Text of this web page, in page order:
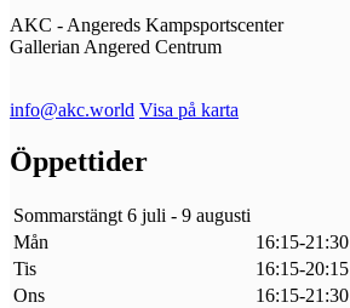
AKC - Angereds Kampsportscenter
Gallerian Angered Centrum
info@akc.world Visa på karta
Öppettider
Sommarstängt 6 juli - 9 augusti
Mån
16:15-21:30
Tis
16:15-20:15
Ons
16:15-21:30